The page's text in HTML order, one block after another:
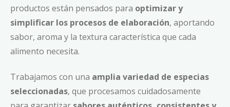
productos están pensados para optimizar y
simplificar los procesos de elaboración, aportando
sabor, aroma y la textura característica que cada
alimento necesita.
Trabajamos con una amplia variedad de especias
seleccionadas, que procesamos cuidadosamente